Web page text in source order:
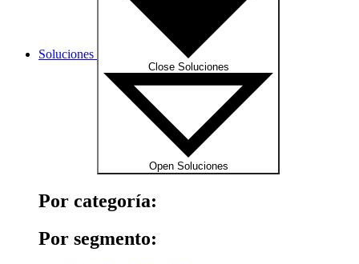
Soluciones
Close Soluciones
Open Soluciones
Por categoría:
Por segmento: